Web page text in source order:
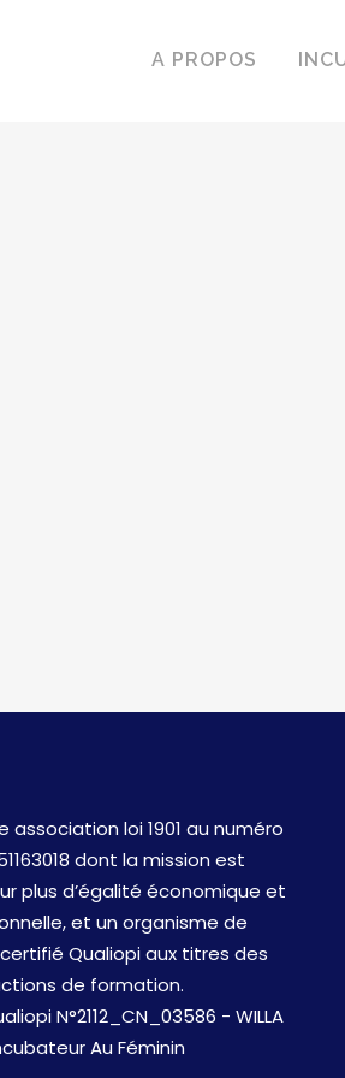
A PROPOS
association loi 1901 au numéro
dont la mission est
plus d’égalité économique et
et un organisme de
Qualiopi aux titres des
de formation.
N°2112_CN_03586 - WILLA
Au Féminin